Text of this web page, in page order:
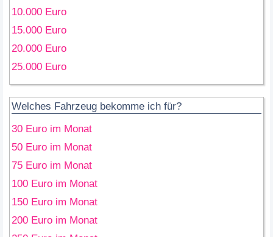
10.000 Euro
15.000 Euro
20.000 Euro
25.000 Euro
Welches Fahrzeug bekomme ich für?
30 Euro im Monat
50 Euro im Monat
75 Euro im Monat
100 Euro im Monat
150 Euro im Monat
200 Euro im Monat